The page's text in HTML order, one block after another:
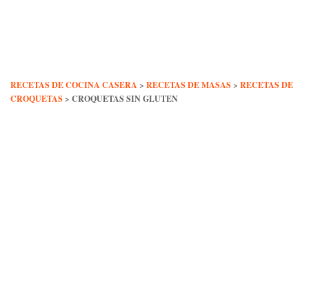
RECETAS DE COCINA CASERA > RECETAS DE MASAS > RECETAS DE
CROQUETAS > CROQUETAS SIN GLUTEN